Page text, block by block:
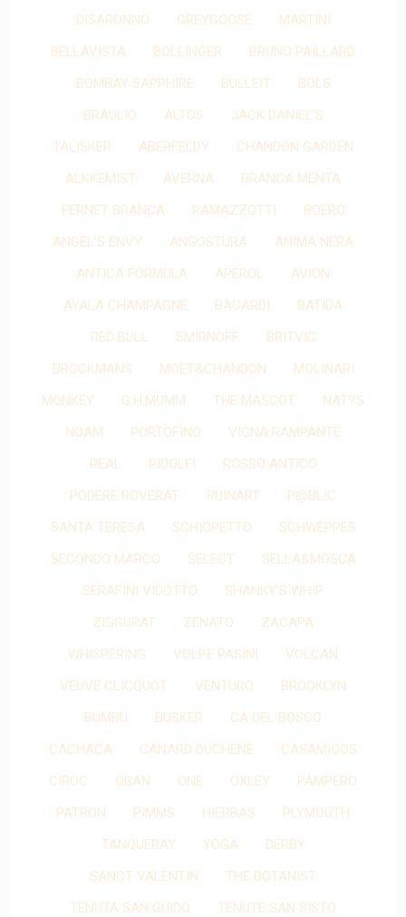
DISARONNO
GREYGOOSE
MARTINI
BELLAVISTA
BOLLINGER
BRUNO PAILLARD
BOMBAY SAPPHIRE
BULLEIT
BOLS
BRAULIO
ALTOS
JACK DANIEL'S
TALISKER
ABERFELDY
CHANDON GARDEN
ALKKEMIST
AVERNA
BRANCA MENTA
FERNET BRANCA
RAMAZZOTTI
BOERO
ANGEL'S ENVY
ANGOSTURA
ANIMA NERA
ANTICA FORMULA
APEROL
AVION
AYALA CHAMPAGNE
BACARDI
BATIDA
RED BULL
SMIRNOFF
BRITVIC
BROCKMANS
MOET&CHANDON
MOLINARI
MONKEY
G.H.MUMM THE MASCOT
NATYS
NOAM
PORTOFINO
VIGNA RAMPANTE
REAL
RIDOLFI
ROSSO ANTICO
PODERE ROVERAT
RUINART
P@BLIC
SANTA TERESA
SCHIOPETTO
SCHWEPPES
SECONDO MARCO
SELECT
SELLA&MOSCA
SERAFINI VIDOTTO
SHANKY'S WHIP
ZIGGURAT
ZENATO
ZACAPA
WHISPERING
VOLPE PASINI
VOLCAN
VEUVE CLICQUOT
VENTURO
BROOKLYN
BUMBU
BUSKER
CA DEL BOSCO
CACHACA
CANARD DUCHENE
CASAMIGOS
CIROC
OBAN ONE OXLEY
PAMPERO
PATRON
PIMMS HIERBAS
PLYMOUTH
TANQUERAY
YOGA
DERBY
SANCT VALENTIN
THE BOTANIST
TENUTA SAN GUIDO
TENUTE SAN SISTO